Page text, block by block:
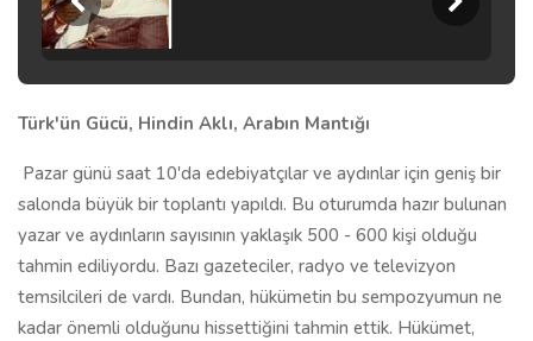
Türk'ün Gücü, Hindin Aklı, Arabın Mantığı
Pazar günü saat 10'da edebiyatçılar ve aydınlar için geniş bir
salonda büyük bir toplantı yapıldı. Bu oturumda hazır bulunan
yazar ve aydınların sayısının yaklaşık 500 - 600 kişi olduğu
tahmin ediliyordu. Bazı gazeteciler, radyo ve televizyon
temsilcileri de vardı. Bundan, hükümetin bu sempozyumun ne
kadar önemli olduğunu hissettiğini tahmin ettik. Hükümet,